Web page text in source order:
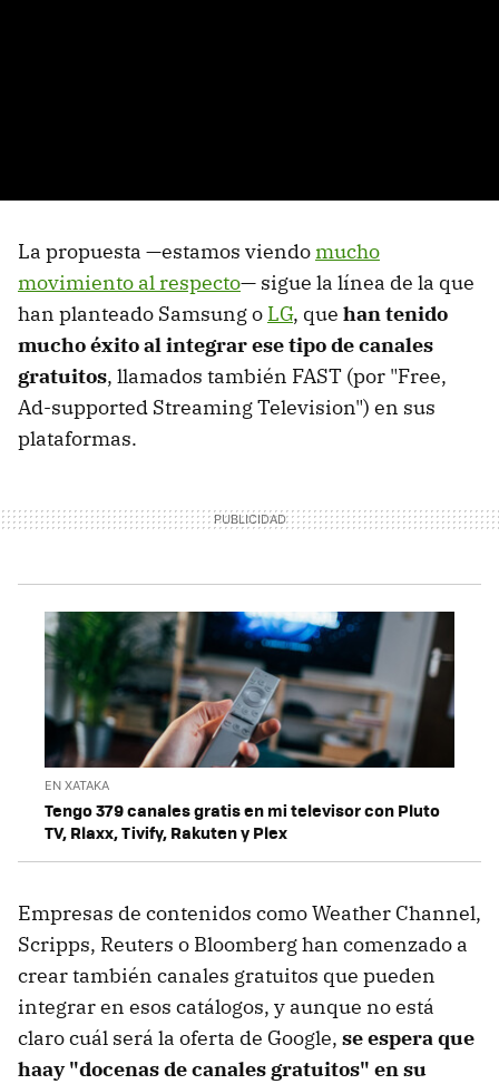
La propuesta —estamos viendomucho
movimiento al respecto— sigue la línea de la que
han planteado Samsung o LG, que han tenido
mucho éxito al integrar ese tipo de canales
gratuitos, llamados también FAST (por "Free,
Ad-supported Streaming Television") en sus
plataformas.
EN XATAKA
Tengo 379 canales gratis en mi televisor con Pluto
TV, Rlaxx, Tivify, Rakuten y Plex
Empresas de contenidos como Weather Channel,
Scripps, Reuters o Bloomberg han comenzado a
crear también canales gratuitos que pueden
integrar en esos catálogos, y aunque no está
claro cuál será la oferta de Google, se espera que
haay "docenas de canales gratuitos" en su